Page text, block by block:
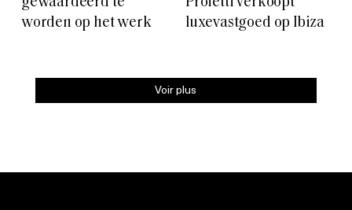
gewaardeerd te
worden op het werk
Proietti verkoopt
luxevastgoed op Ibiza
Voir plus